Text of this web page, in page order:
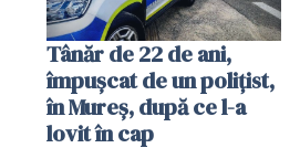
Tânăr de 22 de ani,
împușcat de un polițist,
în Mureș, după ce l-a
lovit în cap